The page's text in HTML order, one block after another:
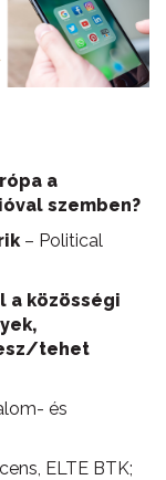
a
szemben?
– Political
a közösségi
tehet
és
ELTE BTK;